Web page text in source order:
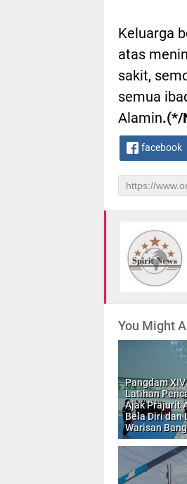
Keluarga
atas
sakit,
semua
Alamin.(*/
facebook
You Might
Pangdam
Latihan
Ajak Prajurit
Bela Diri dan
Warisan